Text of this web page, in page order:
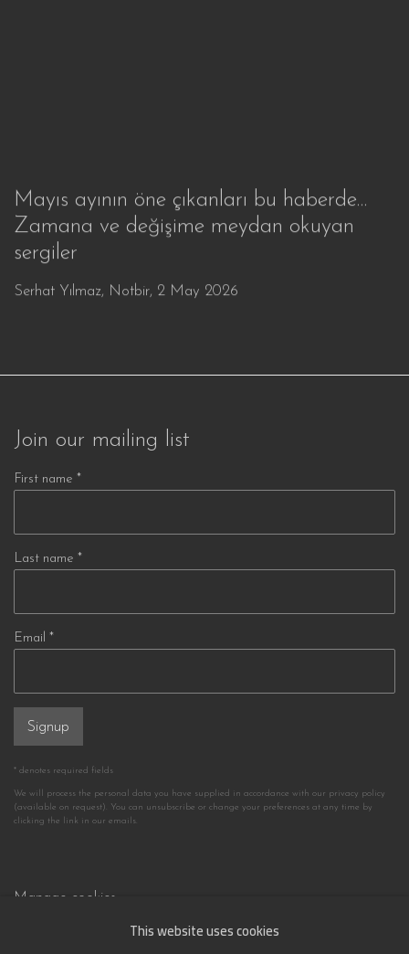
Mayıs ayının öne çıkanları bu haberde…
Zamana ve değişime meydan okuyan
sergiler
Serhat Yılmaz, Notbir, 2 May 2026
Join our mailing list
First name *
Last name *
Email *
Signup
* denotes required fields
We will process the personal data you have supplied in accordance with our privacy policy
(available on request). You can unsubscribe or change your preferences at any time by
clicking the link in our emails.
Manage cookies
© 1851.gallery - Lebriz Kültür Sanat Yayıncılık Ltd.
This website uses cookies